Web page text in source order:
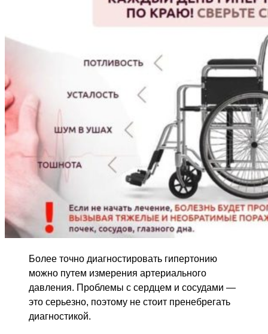
Более точно диагностировать гипертонию
можно путем измерения артериального
давления. Проблемы с сердцем и сосудами —
это серьезно, поэтому не стоит пренебрегать
диагностикой.